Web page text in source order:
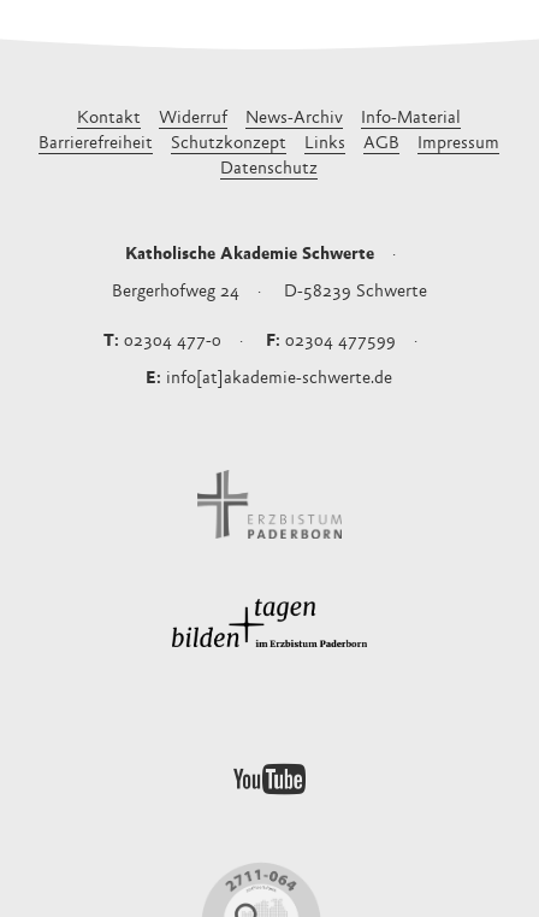
Kontakt Widerruf News-Archiv
Info-Material
Barrierefreiheit
Schutzkonzept Links AGB
Impressum
Datenschutz
Katholische Akademie Schwerte
Bergerhofweg 24 D-58239 Schwerte
02304 477-0 02304 477599
info[at]akademie-schwerte.de